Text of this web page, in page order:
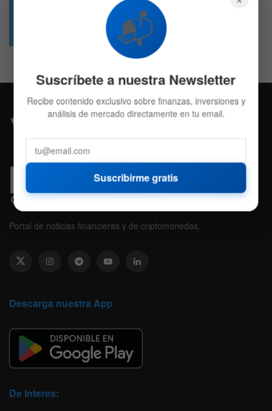
4.7k
Followers
Portal de noticias financieras y de criptomonedas.
Descarga nuestra App
De Interes:
📬
Suscríbete a nuestra Newsletter
Recibe contenido exclusivo sobre finanzas, inversiones y
análisis de mercado directamente en tu email.
Suscribirme gratis